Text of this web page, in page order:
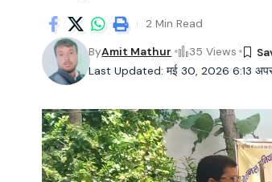
Last Updated: मई 30, 2026 6:13
ByAmit Mathur 35 Views
2 Min Read